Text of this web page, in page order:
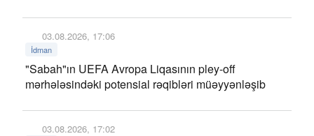
03.08.2026, 17:06
İdman
"Sabah"ın UEFA Avropa Liqasının pley-off
mərhələsindəki potensial rəqibləri müəyyənləşib
03.08.2026, 17:02